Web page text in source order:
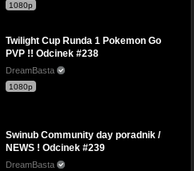
1080p
Twilight Cup Runda 1 Pokemon Go
PVP !! Odcinek #238
DreamBasta
1080p
Swinub Community day poradnik /
NEWS ! Odcinek #239
DreamBasta